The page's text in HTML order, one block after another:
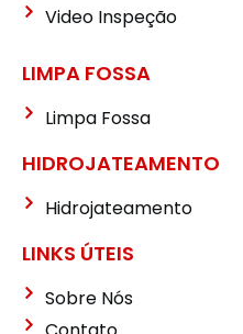
Video Inspeção
LIMPA FOSSA
Limpa Fossa
HIDROJATEAMENTO
Hidrojateamento
LINKS ÚTEIS
Sobre Nós